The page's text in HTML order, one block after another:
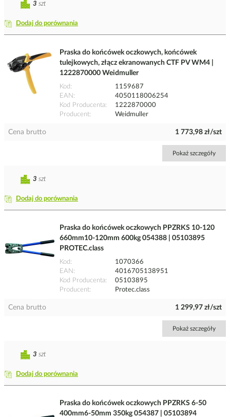
Dodaj do porównania
3 szt
Praska do końcówek oczkowych, końcówek
tulejkowych, złącz ekranowanych CTF PV WM4 |
1222870000 Weidmuller
Kod
1159687
EAN
4050118006254
Kod Producenta
1222870000
Producent
Weidmuller
Cena brutto 1 773,98 zł/szt
Pokaż szczegóły
Dodaj do porównania
3 szt
Praska do końcówek oczkowych PPZRKS 10-120
660mm10-120mm 600kg 054388 | 05103895
PROTEC.class
Kod
1070366
EAN
4016705138951
Kod Producenta
05103895
Producent
Protec.class
Cena brutto 1 299,97 zł/szt
Pokaż szczegóły
Dodaj do porównania
3 szt
Praska do końcówek oczkowych PPZRKS 6-50
400mm6-50mm 350kg 054387 | 05103894